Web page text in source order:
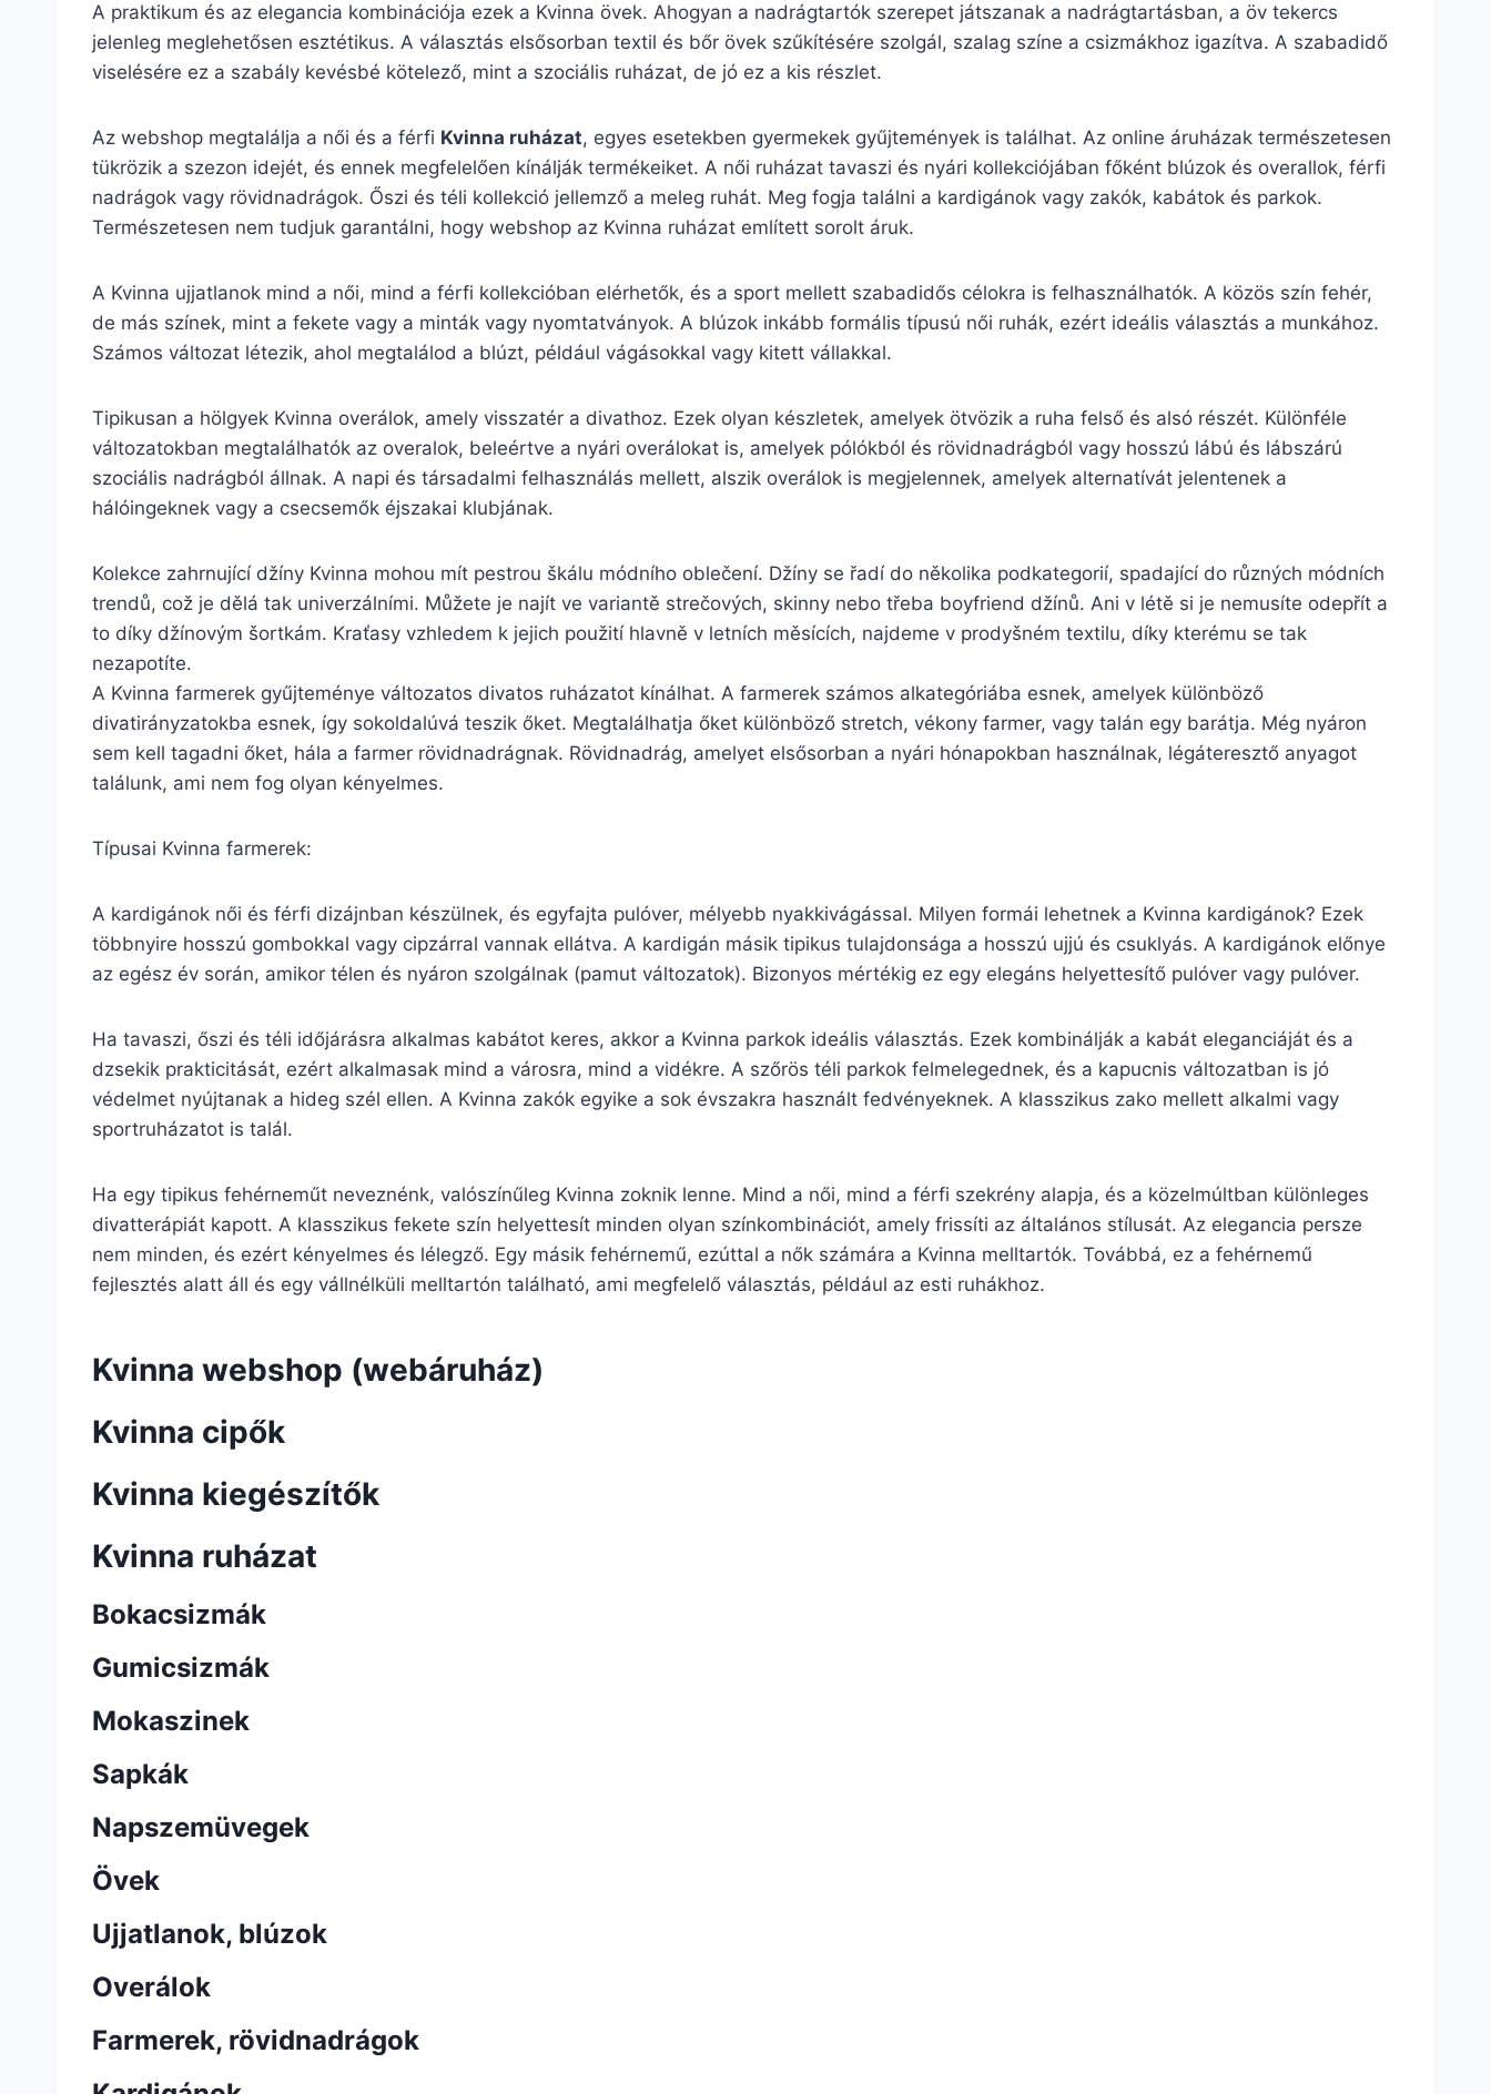
A praktikum és az elegancia kombinációja ezek a Kvinna övek. Ahogyan a nadrágtartók szerepet játszanak a nadrágtartásban, a öv tekercs
jelenleg meglehetősen esztétikus. A választás elsősorban textil és bőr övek szűkítésére szolgál, szalag színe a csizmákhoz igazítva. A szabadidő
viselésére ez a szabály kevésbé kötelező, mint a szociális ruházat, de jó ez a kis részlet.
Az webshop megtalálja a női és a férfi Kvinna ruházat, egyes esetekben gyermekek gyűjtemények is találhat. Az online áruházak természetesen
tükrözik a szezon idejét, és ennek megfelelően kínálják termékeiket. A női ruházat tavaszi és nyári kollekciójában főként blúzok és overallok, férfi
nadrágok vagy rövidnadrágok. Őszi és téli kollekció jellemző a meleg ruhát. Meg fogja találni a kardigánok vagy zakók, kabátok és parkok.
Természetesen nem tudjuk garantálni, hogy webshop az Kvinna ruházat említett sorolt áruk.
A Kvinna ujjatlanok mind a női, mind a férfi kollekcióban elérhetők, és a sport mellett szabadidős célokra is felhasználhatók. A közös szín fehér,
de más színek, mint a fekete vagy a minták vagy nyomtatványok. A blúzok inkább formális típusú női ruhák, ezért ideális választás a munkához.
Számos változat létezik, ahol megtalálod a blúzt, például vágásokkal vagy kitett vállakkal.
Tipikusan a hölgyek Kvinna overálok, amely visszatér a divathoz. Ezek olyan készletek, amelyek ötvözik a ruha felső és alsó részét. Különféle
változatokban megtalálhatók az overalok, beleértve a nyári overálokat is, amelyek pólókból és rövidnadrágból vagy hosszú lábú és lábszárú
szociális nadrágból állnak. A napi és társadalmi felhasználás mellett, alszik overálok is megjelennek, amelyek alternatívát jelentenek a
hálóingeknek vagy a csecsemők éjszakai klubjának.
Kolekce zahrnující džíny Kvinna mohou mít pestrou škálu módního oblečení. Džíny se řadí do několika podkategorií, spadající do různých módních
trendů, což je dělá tak univerzálními. Můžete je najít ve variantě strečových, skinny nebo třeba boyfriend džínů. Ani v létě si je nemusíte odepřít a
to díky džínovým šortkám. Kraťasy vzhledem k jejich použití hlavně v letních měsících, najdeme v prodyšném textilu, díky kterému se tak
nezapotíte.
A Kvinna farmerek gyűjteménye változatos divatos ruházatot kínálhat. A farmerek számos alkategóriába esnek, amelyek különböző
divatirányzatokba esnek, így sokoldalúvá teszik őket. Megtalálhatja őket különböző stretch, vékony farmer, vagy talán egy barátja. Még nyáron
sem kell tagadni őket, hála a farmer rövidnadrágnak. Rövidnadrág, amelyet elsősorban a nyári hónapokban használnak, légáteresztő anyagot
találunk, ami nem fog olyan kényelmes.
Típusai Kvinna farmerek:
A kardigánok női és férfi dizájnban készülnek, és egyfajta pulóver, mélyebb nyakkivágással. Milyen formái lehetnek a Kvinna kardigánok? Ezek
többnyire hosszú gombokkal vagy cipzárral vannak ellátva. A kardigán másik tipikus tulajdonsága a hosszú ujjú és csuklyás. A kardigánok előnye
az egész év során, amikor télen és nyáron szolgálnak (pamut változatok). Bizonyos mértékig ez egy elegáns helyettesítő pulóver vagy pulóver.
Ha tavaszi, őszi és téli időjárásra alkalmas kabátot keres, akkor a Kvinna parkok ideális választás. Ezek kombinálják a kabát eleganciáját és a
dzsekik prakticitását, ezért alkalmasak mind a városra, mind a vidékre. A szőrös téli parkok felmelegednek, és a kapucnis változatban is jó
védelmet nyújtanak a hideg szél ellen. A Kvinna zakók egyike a sok évszakra használt fedvényeknek. A klasszikus zako mellett alkalmi vagy
sportruházatot is talál.
Ha egy tipikus fehérneműt neveznénk, valószínűleg Kvinna zoknik lenne. Mind a női, mind a férfi szekrény alapja, és a közelmúltban különleges
divatterápiát kapott. A klasszikus fekete szín helyettesít minden olyan színkombinációt, amely frissíti az általános stílusát. Az elegancia persze
nem minden, és ezért kényelmes és lélegző. Egy másik fehérnemű, ezúttal a nők számára a Kvinna melltartók. Továbbá, ez a fehérnemű
fejlesztés alatt áll és egy vállnélküli melltartón található, ami megfelelő választás, például az esti ruhákhoz.
Kvinna webshop (webáruház)
Kvinna cipők
Kvinna kiegészítők
Kvinna ruházat
Bokacsizmák
Gumicsizmák
Mokaszinek
Sapkák
Napszemüvegek
Övek
Ujjatlanok, blúzok
Overálok
Farmerek, rövidnadrágok